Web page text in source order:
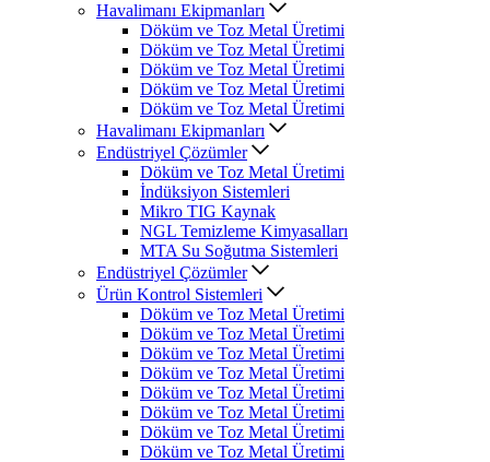
Havalimanı Ekipmanları
Döküm ve Toz Metal Üretimi
Döküm ve Toz Metal Üretimi
Döküm ve Toz Metal Üretimi
Döküm ve Toz Metal Üretimi
Döküm ve Toz Metal Üretimi
Havalimanı Ekipmanları
Endüstriyel Çözümler
Döküm ve Toz Metal Üretimi
İndüksiyon Sistemleri
Mikro TIG Kaynak
NGL Temizleme Kimyasalları
MTA Su Soğutma Sistemleri
Endüstriyel Çözümler
Ürün Kontrol Sistemleri
Döküm ve Toz Metal Üretimi
Döküm ve Toz Metal Üretimi
Döküm ve Toz Metal Üretimi
Döküm ve Toz Metal Üretimi
Döküm ve Toz Metal Üretimi
Döküm ve Toz Metal Üretimi
Döküm ve Toz Metal Üretimi
Döküm ve Toz Metal Üretimi